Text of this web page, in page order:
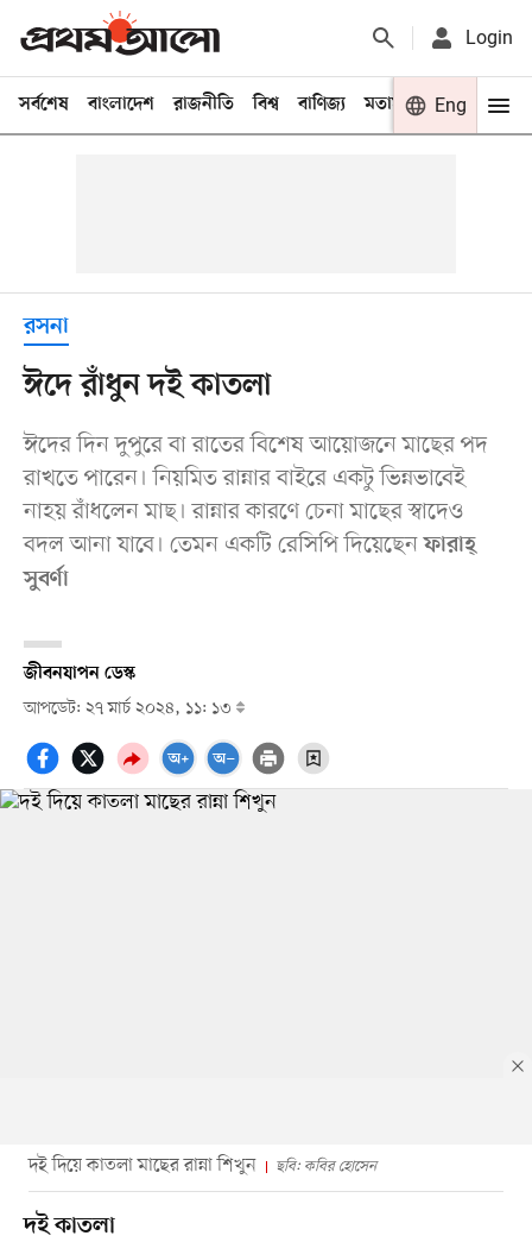
Login
সর্বশেষ বাংলাদেশ রাজনীতি বিশ্ব বাণিজ্য মতামত খেলা
Eng
রসনা
ঈদে রাঁধুন দই কাতলা
ঈদের দিন দুপুরে বা রাতের বিশেষ আয়োজনে মাছের পদ
রাখতে পারেন। নিয়মিত রান্নার বাইরে একটু ভিন্নভাবেই
নাহয় রাঁধলেন মাছ। রান্নার কারণে চেনা মাছের স্বাদেও
বদল আনা যাবে। তেমন একটি রেসিপি দিয়েছেনফারাহ্‌
সুবর্ণা
জীবনযাপন ডেস্ক
আপডেট: ২৭ মার্চ ২০২৪, ১১: ১৩
দই দিয়ে কাতলা মাছের রান্না শিখুন ছবি: কবির হোসেন
দই কাতলা